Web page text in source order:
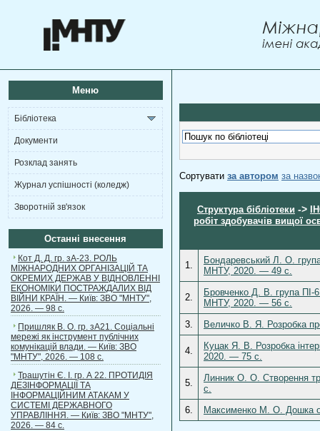
Меню
Бібліотека
Документи
Розклад занять
Журнал успішності (коледж)
Зворотній зв'язок
Останні внесення
Кот Д. Д. гр. зА-23. РОЛЬ
МІЖНАРОДНИХ ОРГАНІЗАЦІЙ ТА
ОКРЕМИХ ДЕРЖАВ У ВІДНОВЛЕННІ
ЕКОНОМІКИ ПОСТРАЖДАЛИХ ВІД
ВІЙНИ КРАЇН. — Київ: ЗВО "МНТУ",
2026. — 98 с.
Пришляк В. О. гр. зА21. Соціальні
мережі як інструмент публічних
комунікацій влади. — Київ: ЗВО
"МНТУ", 2026. — 108 с.
Трашутін Є. І. гр. А 22. ПРОТИДІЯ
ДЕЗІНФОРМАЦІЇ ТА
ІНФОРМАЦІЙНИМ АТАКАМ У
СИСТЕМІ ДЕРЖАВНОГО
УПРАВЛІННЯ. — Київ: ЗВО "МНТУ",
2026. — 84 с.
Сортувати за автором за
Структура бібліотеки ->
робіт здобувачів вищої
1.
Бондаревський Л. О.
МНТУ, 2020. — 49 c.
2.
Бровченко Д. В. група ПІ-
МНТУ, 2020. — 56 c.
3.
Величко В. Я. Розробка
4.
Куцак Я. В. Розробка
2020. — 75 c.
5.
Линник О. О. Створення
c.
6.
Максименко М. О. Дошка